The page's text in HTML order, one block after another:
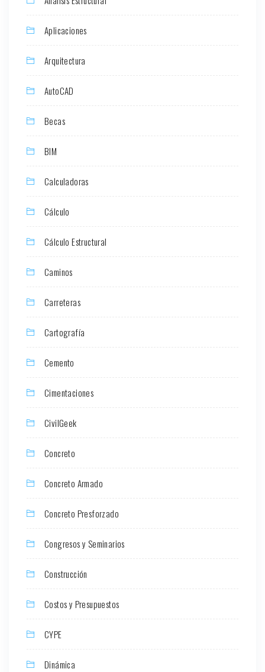
Aplicaciones
Arquitectura
AutoCAD
Becas
BIM
Calculadoras
Cálculo
Cálculo Estructural
Caminos
Carreteras
Cartografía
Cemento
Cimentaciones
CivilGeek
Concreto
Concreto Armado
Concreto Presforzado
Congresos y Seminarios
Construcción
Costos y Presupuestos
CYPE
Dinámica